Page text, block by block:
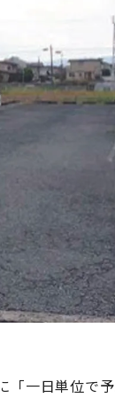
「一日単位で